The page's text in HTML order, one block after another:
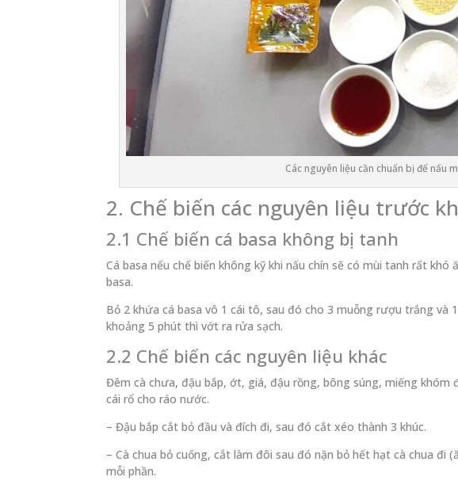
Các nguyên liệu cần chuẩn bị để nấu
2. Chế biến các nguyên liệu trước
2.1 Chế biến cá basa không bị tanh
Cá basa nếu chế biến không kỹ khi nấu chín sẽ có mùi tanh rất
basa.
Bỏ 2 khứa cá basa vô 1 cái tô, sau đó cho 3 muỗng rượu trắng và
khoảng 5 phút thì vớt ra rửa sạch.
2.2 Chế biến các nguyên liệu khác
Đêm cà chưa, đậu bắp, ớt, giá, đậu rồng, bông súng, miếng
cái rổ cho ráo nước.
– Đậu bắp cắt bỏ đầu và đích đi, sau đó cắt xéo thành 3 khúc.
– Cà chua bỏ cuống, cắt làm đôi sau đó nặn bỏ hết hạt cà chua
mỗi phần.